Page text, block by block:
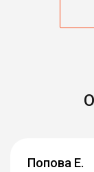
Попова Е.